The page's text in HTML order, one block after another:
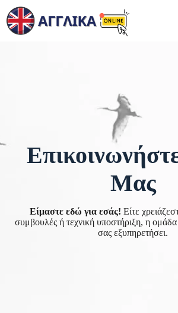
Μετάβαση
στο
περιεχόμενο
Μας
Είμαστε εδώ για εσάς! Είτε
συμβουλές ή τεχνική υποστήριξη, η ομάδα
σας εξυπηρετήσει.